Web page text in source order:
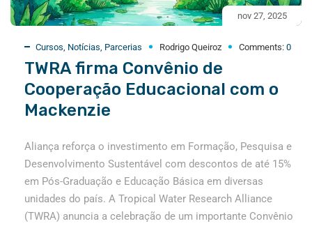
nov 27, 2025
Cursos Notícias Parcerias Rodrigo Queiroz Comments: 0
TWRA firma Convênio de
Cooperação Educacional com o
Mackenzie
Aliança reforça o investimento em Formação, Pesquisa e
Desenvolvimento Sustentável com descontos de até 15%
em Pós-Graduação e Educação Básica em diversas
unidades do país. A Tropical Water Research Alliance
(TWRA) anuncia a celebração de um importante Convênio